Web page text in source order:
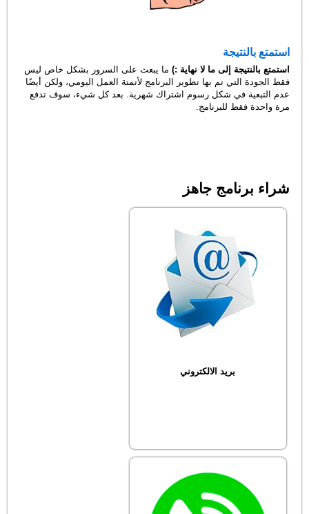
استمتع بالنتيجة
استمتع بالنتيجة إلى ما لا نهاية :) ما يبعث على السرور بشكل خاص ليس
فقط الجودة التي تم بها تطوير البرنامج لأتمتة العمل اليومي، ولكن أيضًا
عدم التبعية في شكل رسوم اشتراك شهرية. بعد كل شيء، سوف تدفع
مرة واحدة فقط للبرنامج.
شراء برنامج جاهز
بريد الالكتروني